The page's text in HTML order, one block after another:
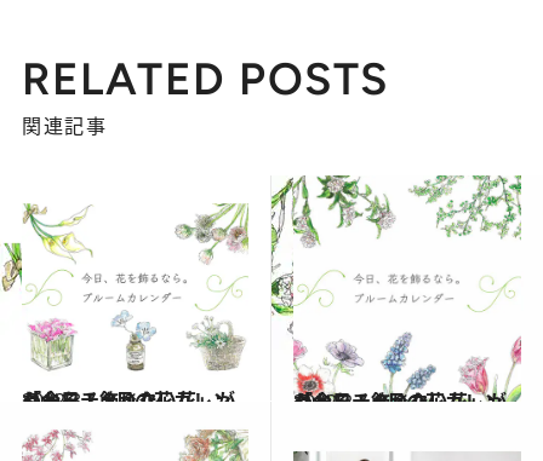
RELATED POSTS
関連記事
2022.3.1
「今日、飾りたい花」がわかる！ 3月の花カレンダーをチェック
ライフスタイル 2022.2.1
「今日、飾りたい花」がわかる！ 2月の花カレンダーをチェック
ライフスタイル